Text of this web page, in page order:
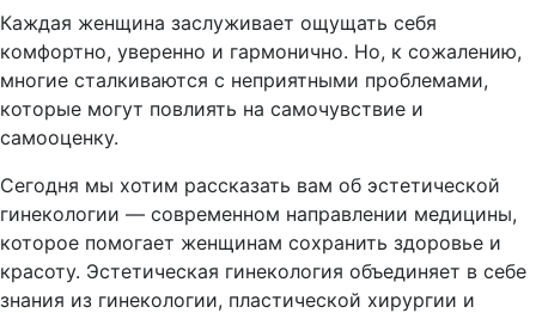
Каждая женщина заслуживает ощущать себя
комфортно, уверенно и гармонично. Но, к сожалению,
многие сталкиваются с неприятными проблемами,
которые могут повлиять на самочувствие и
самооценку.
Сегодня мы хотим рассказать вам об эстетической
гинекологии — современном направлении медицины,
которое помогает женщинам сохранить здоровье и
красоту. Эстетическая гинекология объединяет в себе
знания из гинекологии, пластической хирургии и